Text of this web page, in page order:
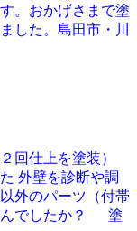
。おかげさまで塗
した。島田市・川
回仕上を塗装）
外壁を診断や調
外のパーツ（付帯
んでしたか？ 塗